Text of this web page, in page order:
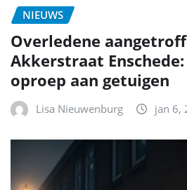
NIEUWS
Overledene
Akkerstraat
oproep aan getuigen
Lisa Nieuwenburg jan 6,